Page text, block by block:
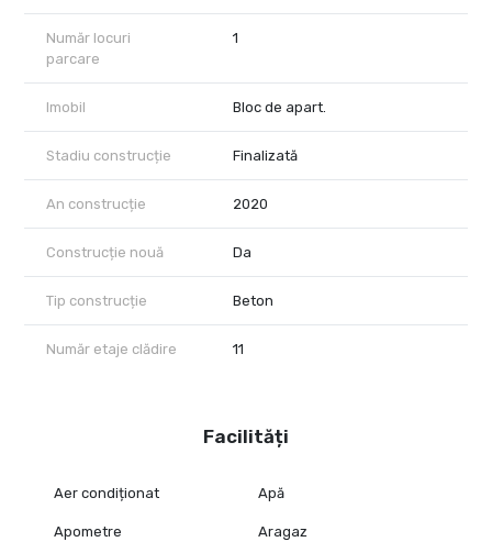
Număr locuri
parcare
1
Imobil Bloc de apart.
Stadiu construcție Finalizată
An construcție 2020
Construcție nouă Da
Tip construcție Beton
Număr etaje clădire 11
Facilități
Aer condiționat Apă
Apometre Aragaz